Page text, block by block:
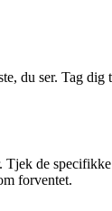
du ser. Tag
de
forventet.